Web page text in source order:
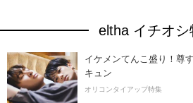
eltha イチオシ
イケメンてんこ盛り！尊
キュン
オリコンタイアップ特集